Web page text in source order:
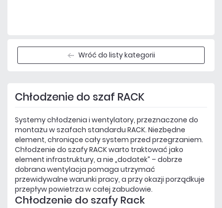
Wróć do listy kategorii
Chłodzenie do szaf RACK
Systemy chłodzenia i wentylatory, przeznaczone do
montażu w szafach standardu RACK. Niezbędne
element, chroniące cały system przed przegrzaniem.
Chłodzenie do szafy RACK warto traktować jako
element infrastruktury, a nie „dodatek” – dobrze
dobrana wentylacja pomaga utrzymać
przewidywalne warunki pracy, a przy okazji porządkuje
przepływ powietrza w całej zabudowie.
Chłodzenie do szafy Rack